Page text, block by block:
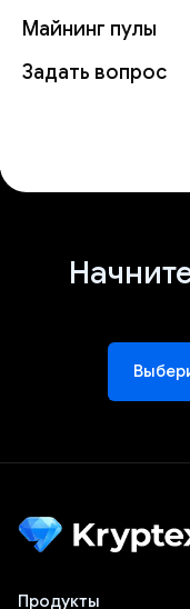
Майнинг пулы
Задать вопрос
Продукты